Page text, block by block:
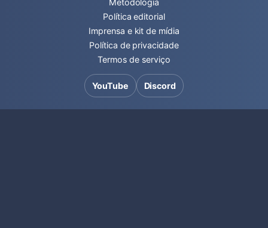
Metodologia
Política editorial
Imprensa e kit de mídia
Política de privacidade
Termos de serviço
YouTube Discord